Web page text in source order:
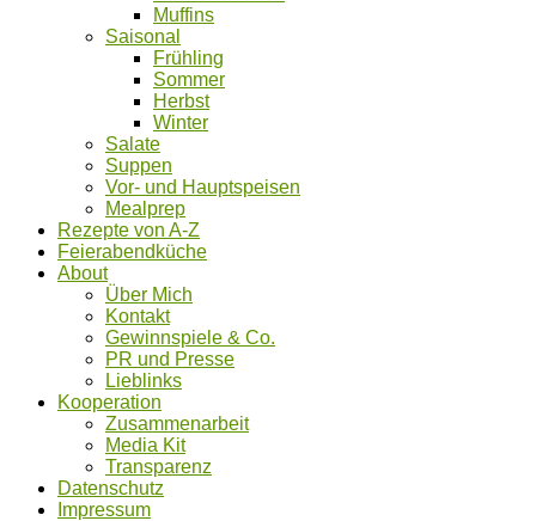
Muffins
Saisonal
Frühling
Sommer
Herbst
Winter
Salate
Suppen
Vor- und Hauptspeisen
Mealprep
Rezepte von A-Z
Feierabendküche
About
Über Mich
Kontakt
Gewinnspiele & Co.
PR und Presse
Lieblinks
Kooperation
Zusammenarbeit
Media Kit
Transparenz
Datenschutz
Impressum